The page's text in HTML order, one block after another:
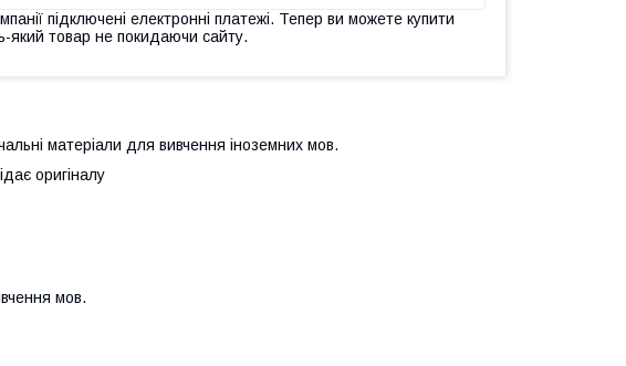
підключені електронні платежі. Тепер ви можете купити
який товар не покидаючи сайту.
матеріали для вивчення іноземних мов.
оригіналу
мов.